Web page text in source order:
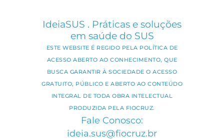
IdeiaSUS . Práticas e soluções
em saúde do SUS
ESTE WEBSITE É REGIDO PELA POLÍTICA DE
ACESSO ABERTO AO CONHECIMENTO, QUE
BUSCA GARANTIR À SOCIEDADE O ACESSO
GRATUITO, PÚBLICO E ABERTO AO CONTEÚDO
INTEGRAL DE TODA OBRA INTELECTUAL
PRODUZIDA PELA FIOCRUZ.
Fale Conosco:
ideia.sus@fiocruz.br